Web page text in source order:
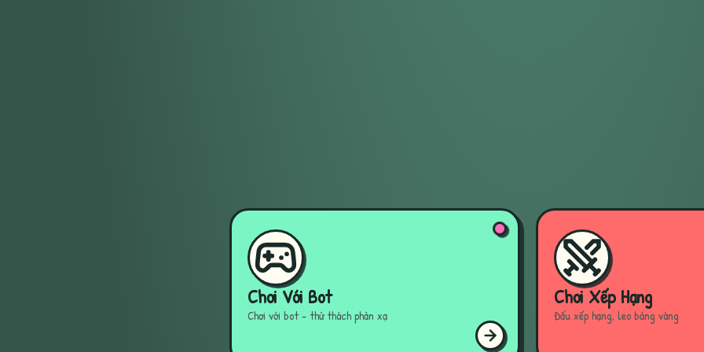
ỗ
Chơi Với Bot
Chơi với bot - thử thách phản xạ
Chơi Xếp Hạng
Đấu xếp hạng, leo bảng vàng